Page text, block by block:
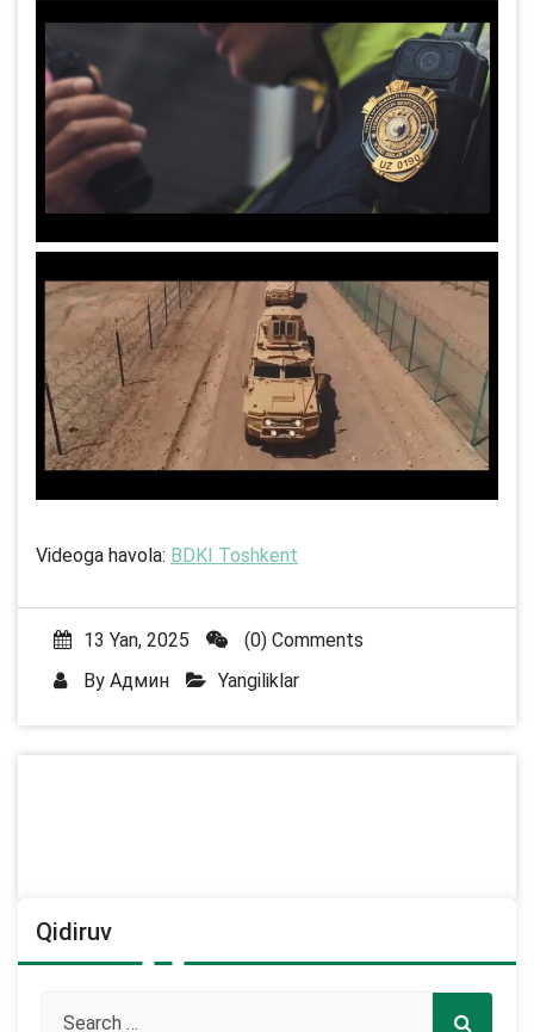
Videoga havola: BDKI Toshkent
13 Yan, 2025
(0) Comments
By Админ Yangiliklar
Qidiruv